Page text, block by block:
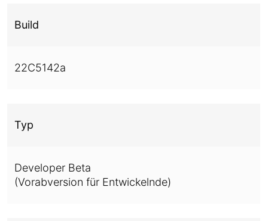
Build
22C5142a
Typ
Developer Beta
(Vorabversion für Entwickelnde)